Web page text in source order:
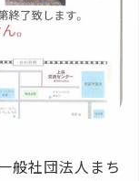
般社団法人まち